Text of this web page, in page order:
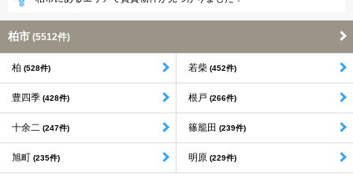
柏市 (5512件)
柏 (528件) 若柴 (452件)
豊四季 (428件) 根戸 (266件)
十余二 (247件) 篠籠田 (239件)
旭町 (235件) 明原 (229件)